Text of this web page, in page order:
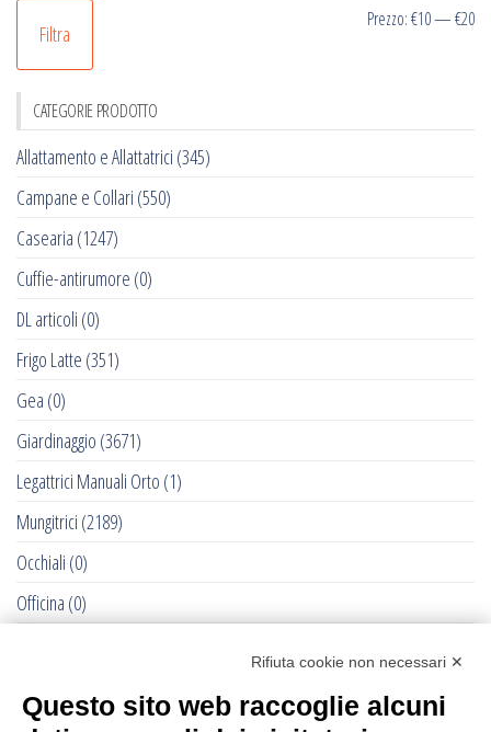
Filtra
Prezzo:€10—€20
CATEGORIE PRODOTTO
Allattamento e Allattatrici (345)
Campane e Collari (550)
Casearia (1247)
Cuffie-antirumore (0)
DL articoli (0)
Frigo Latte (351)
Gea (0)
Giardinaggio (3671)
Legattrici Manuali Orto (1)
Mungitrici (2189)
Occhiali (0)
Officina (0)
Recinti Elettrici e Elettrificatori(877)
Rifiuta cookie non necessari ✕
Questo sito web raccoglie alcuni